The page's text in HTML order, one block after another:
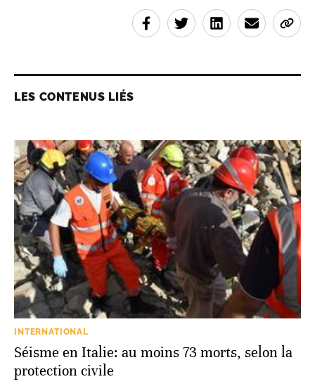
LES CONTENUS LIÉS
INTERNATIONAL
Séisme en Italie: au moins 73 morts, selon la
protection civile